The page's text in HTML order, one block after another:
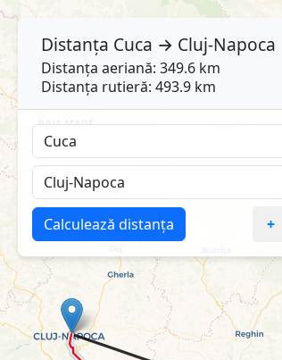
Distanța Cuca → Cluj-Napoca
Distanța aeriană: 349.6 km
Distanța rutieră: 493.9 km
Calculează distanța +